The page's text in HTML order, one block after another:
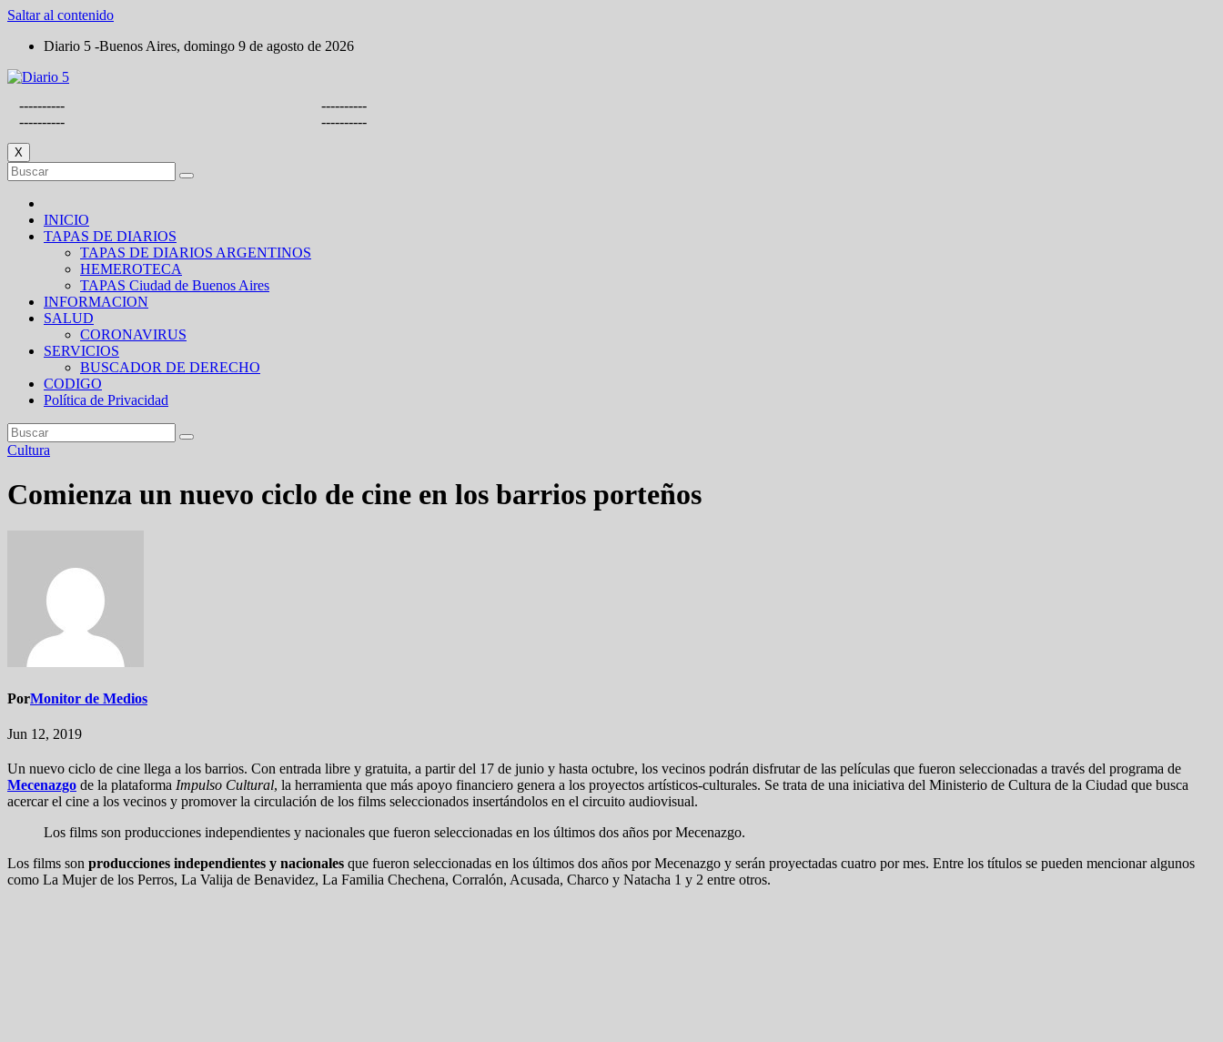
Saltar al contenido
Diario 5 -Buenos Aires, domingo 9 de agosto de 2026
----------
----------
----------
----------
X
INICIO
TAPAS DE DIARIOS
TAPAS DE DIARIOS ARGENTINOS
HEMEROTECA
TAPAS Ciudad de Buenos Aires
INFORMACION
SALUD
CORONAVIRUS
SERVICIOS
BUSCADOR DE DERECHO
CODIGO
Política de Privacidad
Cultura
Comienza un nuevo ciclo de cine en los barrios porteños
PorMonitor de Medios
Jun 12, 2019
Un nuevo ciclo de cine llega a los barrios. Con entrada libre y gratuita, a partir del 17 de junio y hasta octubre, los vecinos podrán disfrutar de las películas que fueron seleccionadas a través del programa de
Mecenazgo de la plataforma Impulso Cultural, la herramienta que más apoyo financiero genera a los proyectos artísticos-culturales. Se trata de una iniciativa del Ministerio de Cultura de la Ciudad que busca
acercar el cine a los vecinos y promover la circulación de los films seleccionados insertándolos en el circuito audiovisual.
Los films son producciones independientes y nacionales que fueron seleccionadas en los últimos dos años por Mecenazgo.
Los films son producciones independientes y nacionales que fueron seleccionadas en los últimos dos años por Mecenazgo y serán proyectadas cuatro por mes. Entre los títulos se pueden mencionar algunos
como La Mujer de los Perros, La Valija de Benavidez, La Familia Chechena, Corralón, Acusada, Charco y Natacha 1 y 2 entre otros.